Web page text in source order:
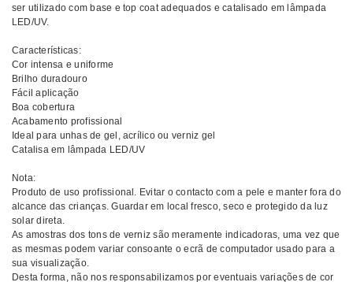
ser utilizado com base e top coat adequados e catalisado em lâmpada
LED/UV.
Características:
Cor intensa e uniforme
Brilho duradouro
Fácil aplicação
Boa cobertura
Acabamento profissional
Ideal para unhas de gel, acrílico ou verniz gel
Catalisa em lâmpada LED/UV
Nota:
Produto de uso profissional. Evitar o contacto com a pele e manter fora do
alcance das crianças. Guardar em local fresco, seco e protegido da luz
solar direta.
As amostras dos tons de verniz são meramente indicadoras, uma vez que
as mesmas podem variar consoante o ecrã de computador usado para a
sua visualização.
Desta forma, não nos responsabilizamos por eventuais variações de cor